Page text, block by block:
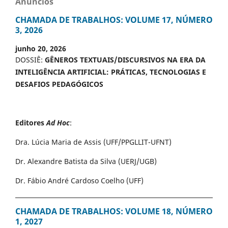
CHAMADA DE TRABALHOS: VOLUME 17, NÚMERO
3, 2026
junho 20, 2026
DOSSIÊ: GÊNEROS TEXTUAIS/DISCURSIVOS NA ERA DA
INTELIGÊNCIA ARTIFICIAL: PRÁTICAS, TECNOLOGIAS E
DESAFIOS PEDAGÓGICOS
Editores Ad Hoc:
Dra. Lúcia Maria de Assis (UFF/PPGLLIT-UFNT)
Dr. Alexandre Batista da Silva (UERJ/UGB)
Dr. Fábio André Cardoso Coelho (UFF)
CHAMADA DE TRABALHOS: VOLUME 18, NÚMERO
1, 2027